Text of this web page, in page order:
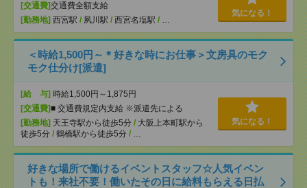
[交通費]交通費全額支給
[勤務地] 西宮駅 / 夙川駅 / 西宮名塩駅 / …
気になる！
＜時給1,500円～＊好きな時にお仕事＞文房具のモク
モク仕分け[派遣]
[給 与] 時給1,500円～1,875円
[交通費]■ 交通費規定内支給 ※派遣先による
[勤務地] 天王寺駅から徒歩5分 / 大阪上本町駅から
徒歩5分 / 鶴橋駅から徒歩5分 / …
気になる！
好きな場所で働けるイベントスタッフ☆人気イベン
トも！来社不要！働いたその日に給料もらえる日払